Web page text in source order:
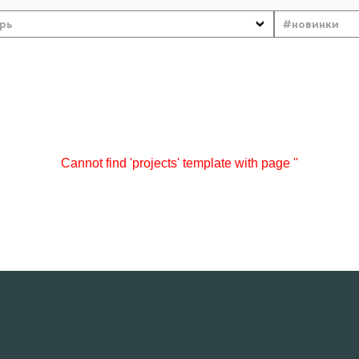
#новинки
Cannot find 'projects' template with page ''